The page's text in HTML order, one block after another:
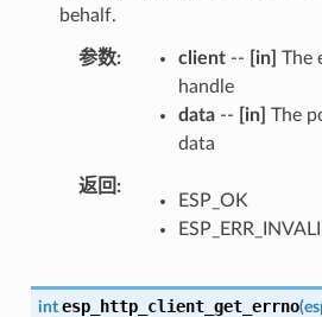
behalf.
参数 client-- [in] The
handle
data-- [in] The
data
返回
ESP_OK
int esp_http_client_get_errno(